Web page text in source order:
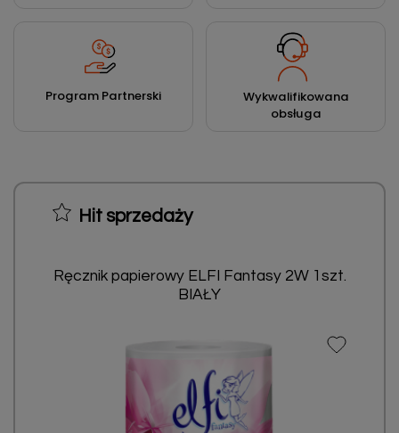
Program Partnerski
Wykwalifikowana
obsługa
Hit sprzedaży
Ręcznik papierowy ELFI Fantasy 2W 1szt.
BIAŁY